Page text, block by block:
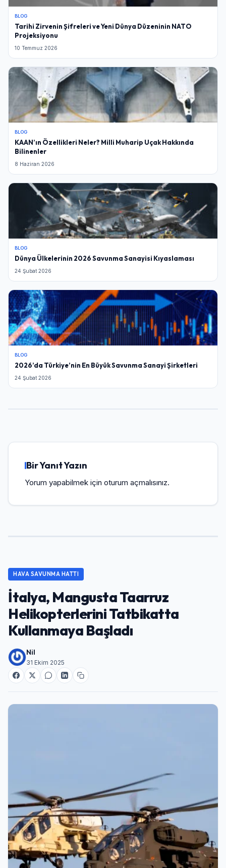
BLOG
Tarihi Zirvenin Şifreleri ve Yeni Dünya Düzeninin NATO
Projeksiyonu
10 Temmuz 2026
BLOG
KAAN’ın Özellikleri Neler? Milli Muharip Uçak Hakkında
Bilinenler
8 Haziran 2026
BLOG
Dünya Ülkelerinin 2026 Savunma Sanayisi Kıyaslaması
24 Şubat 2026
BLOG
2026’da Türkiye’nin En Büyük Savunma Sanayi Şirketleri
24 Şubat 2026
Bir Yanıt Yazın
Yorum yapabilmek için oturum açmalısınız.
HAVA SAVUNMA HATTI
İtalya, Mangusta Taarruz
Helikopterlerini Tatbikatta
Kullanmaya Başladı
Nil
31 Ekim 2025